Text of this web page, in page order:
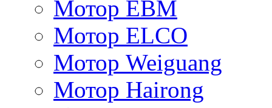
Мотор EBM
Мотор ELCO
Мотор Weiguang
Мотор Hairong